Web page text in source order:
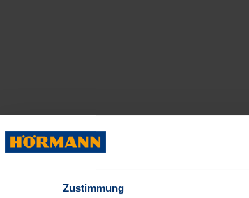
Zustimmung